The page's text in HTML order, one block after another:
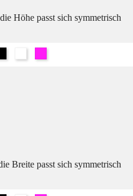
Höhe passt sich symmetrisch
Breite passt sich symmetrisch